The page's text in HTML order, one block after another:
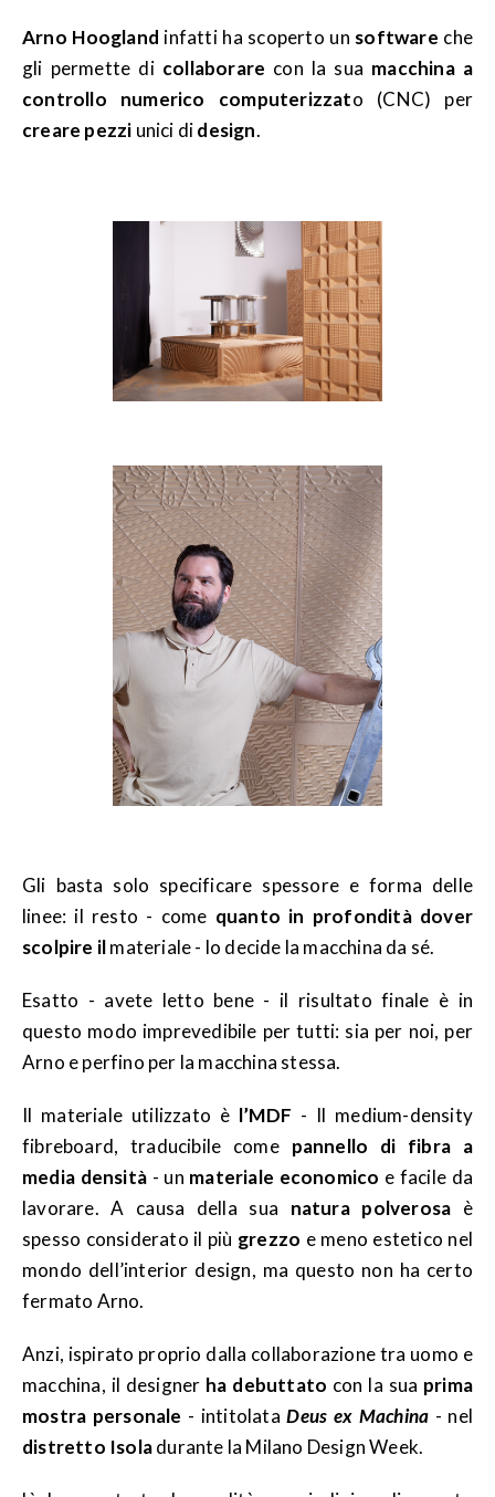
Arno Hoogland infatti ha scoperto un software che
gli permette di collaborare con la sua macchina a
controllo numerico computerizzato (CNC) per
creare pezzi unici didesign.
Gli basta solo specificare spessore e forma delle
linee: il resto - come quanto in profondità dover
scolpire ilmateriale - lo decide la macchina da sé.
Esatto - avete letto bene - il risultato finale è in
questo modo imprevedibile per tutti: sia per noi, per
Arno e perfino per la macchina stessa.
Il materiale utilizzato è l’MDF - Il medium-density
fibreboard, traducibile come pannello di fibra a
media densità - un materiale economico e facile da
lavorare. A causa della sua natura polverosa è
spesso considerato il più grezzo e meno estetico nel
mondo dell’interior design, ma questo non ha certo
fermato Arno.
Anzi, ispirato proprio dalla collaborazione tra uomo e
macchina, il designer ha debuttato con la sua prima
mostra personale - intitolataDeus ex Machina - nel
distretto Isoladurante la Milano Design Week.